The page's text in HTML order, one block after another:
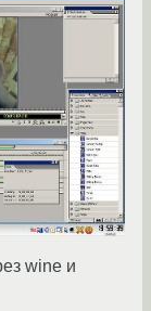
wine и